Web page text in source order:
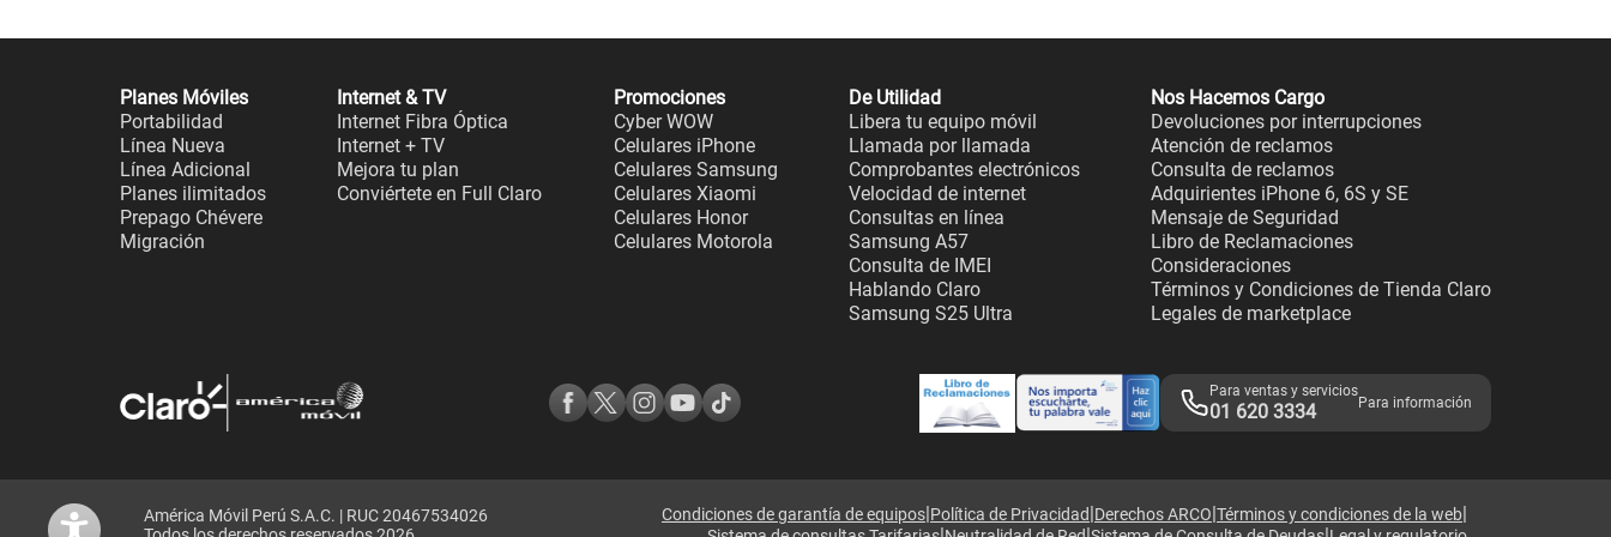
Planes Móviles
Portabilidad
Línea Nueva
Línea Adicional
Planes ilimitados
Prepago Chévere
Migración
Internet & TV
Internet Fibra Óptica
Internet + TV
Mejora tu plan
Conviértete en Full Claro
Promociones
Cyber WOW
Celulares iPhone
Celulares Samsung
Celulares Xiaomi
Celulares Honor
Celulares Motorola
De Utilidad
Libera tu equipo móvil
Llamada por llamada
Comprobantes electrónicos
Velocidad de internet
Consultas en línea
Samsung A57
Consulta de IMEI
Hablando Claro
Samsung S25 Ultra
Nos Hacemos Cargo
Devoluciones por interrupciones
Atención de reclamos
Consulta de reclamos
Adquirientes iPhone 6, 6S y SE
Mensaje de Seguridad
Libro de Reclamaciones
Consideraciones
Términos y Condiciones de Tienda Claro
Legales de marketplace
Para ventas y servicios
01 620 3334 Para información
América Móvil Perú S.A.C. | RUC 20467534026
Condiciones de garantía de equipos|Política de Privacidad|Derechos ARCO|Términos y condiciones de la web|